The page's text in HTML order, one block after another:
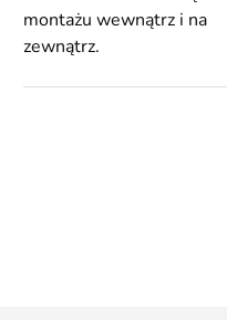
montażu wewnątrz i na
zewnątrz.